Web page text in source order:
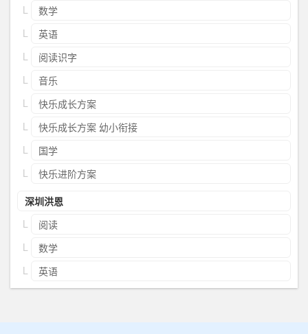
数学
英语
阅读识字
音乐
快乐成长方案
快乐成长方案 幼小衔接
国学
快乐进阶方案
深圳洪恩
阅读
数学
英语